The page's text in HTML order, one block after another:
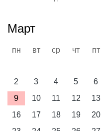
Март
пн вт ср чт пт
2
3 4 5 6
9
10 11 12 13
16
17 18 19 20